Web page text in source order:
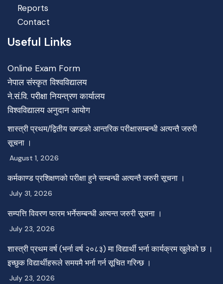
Reports
Contact
Useful Links
Online Exam Form
नेपाल संस्कृत विश्वविद्यालय
ने.सं.वि. परीक्षा नियन्त्रण कार्यालय
विश्वविद्यालय अनुदान आयोग
शास्त्री प्रथम/द्वितीय खण्डको आन्तरिक परीक्षासम्बन्धी अत्यन्तै जरुरी
सूचना ।
August 1, 2026
कर्मकाण्ड प्रशिक्षणको परीक्षा हुने सम्बन्धी अत्यन्तै जरुरी सूचना ।
July 31, 2026
सम्पत्ति विवरण फारम भर्नेसम्बन्धी अत्यन्त जरुरी सूचना ।
July 23, 2026
शास्त्री प्रथम वर्ष (भर्ना वर्ष २०८३) मा विद्यार्थी भर्ना कार्यक्रम खुलेको छ ।
इच्छुक विद्यार्थीहरूले समयमै भर्ना गर्न सूचित गरिन्छ ।
July 23, 2026